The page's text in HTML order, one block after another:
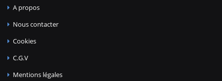
A propos
Nous contacter
Cookies
C.G.V
Mentions légales